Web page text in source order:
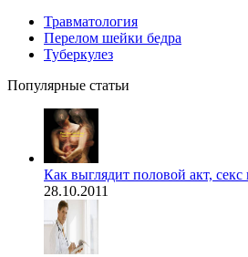
Травматология
Перелом шейки бедра
Туберкулез
Популярные статьи
Как выглядит половой акт,
28.10.2011